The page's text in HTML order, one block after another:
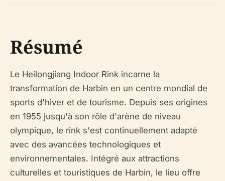
Résumé
Le Heilongjiang Indoor Rink incarne la
transformation de Harbin en un centre mondial de
sports d'hiver et de tourisme. Depuis ses origines
en 1955 jusqu'à son rôle d'arène de niveau
olympique, le rink s'est continuellement adapté
avec des avancées technologiques et
environnementales. Intégré aux attractions
culturelles et touristiques de Harbin, le lieu offre